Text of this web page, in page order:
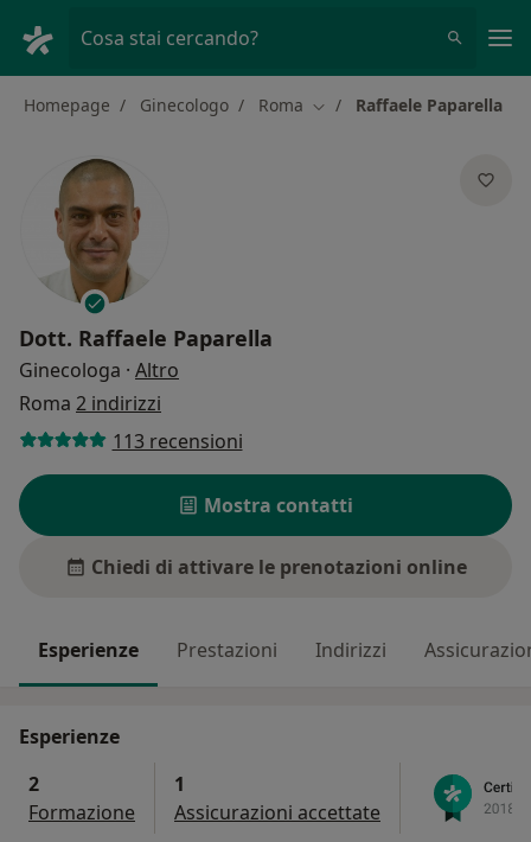
Cosa stai cercando?
Homepage Ginecologo Roma Cambia città
Raffaele Paparella
Dott. Raffaele Paparella
Ginecologa · Altro
Roma 2 indirizzi
113 recensioni
Mostra contatti
Chiedi di attivare le prenotazioni online
Esperienze Prestazioni Indirizzi
Esperienze
2
Formazione
1
Assicurazioni accettate